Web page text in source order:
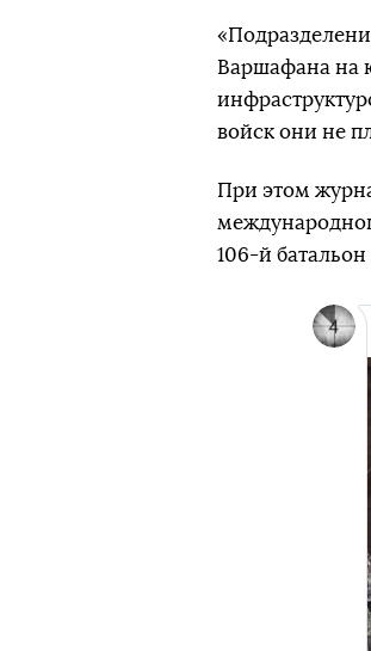
Варшафана на
войск они не
При этом
106-й